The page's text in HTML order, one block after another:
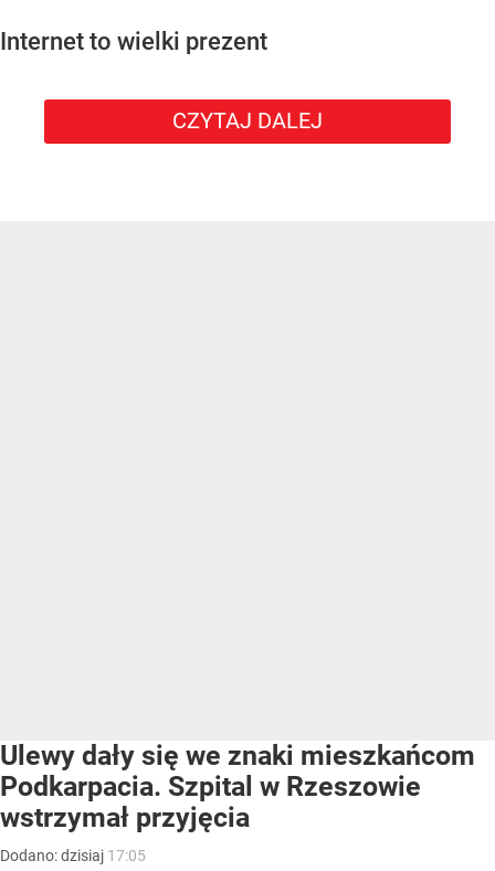
Internet to wielki prezent
CZYTAJ DALEJ
Ulewy dały się we znaki mieszkańcom
Podkarpacia. Szpital w Rzeszowie
wstrzymał przyjęcia
Dodano:dzisiaj 17:05